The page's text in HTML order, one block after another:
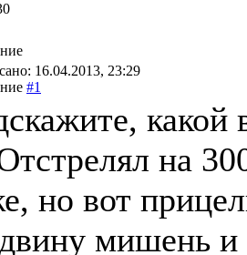
16.04.2013, 23:29
#1
на
но вот
мишень и